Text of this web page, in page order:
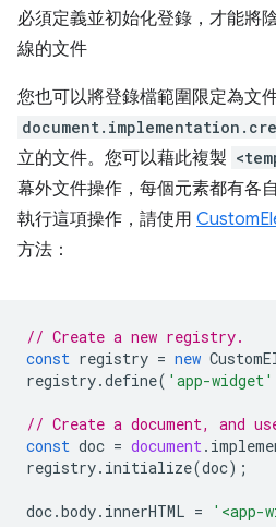
必須定義並初始化登錄，才能將
線的文件
您也可以將登錄檔範圍限定為文
立的文件。您可以藉此複製
幕外文件操作，每個元素都有各
執行這項操作，請使用
方法：
// Create a new registry.
const registry = new
registry.define( 'app-widget'
// Create a document, and
const doc = document .
registry. initialize(doc);
doc.body. innerHTML = '<app-